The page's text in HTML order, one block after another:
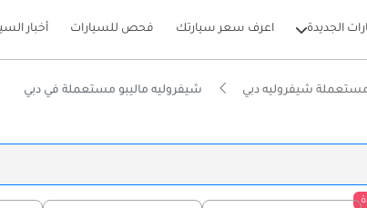
الجديدة اعرف سعر سيارتك فحص للسيارات أخبار
شيفروليه دبي شيفروليه ماليبو مستعملة في دبي